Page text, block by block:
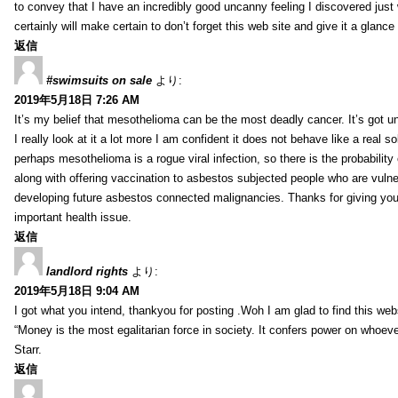
to convey that I have an incredibly good uncanny feeling I discovered
certainly will make certain to don’t forget this web site and give it a
返信
#swimsuits on sale より:
2019年5月18日 7:26 AM
It’s my belief that mesothelioma can be the most deadly cancer. It’s got
I really look at it a lot more I am confident it does not behave like a real
perhaps mesothelioma is a rogue viral infection, so there is the
along with offering vaccination to asbestos subjected people who are
developing future asbestos connected malignancies. Thanks for giving
important health issue.
返信
landlord rights より:
2019年5月18日 9:04 AM
I got what you intend, thankyou for posting .Woh I am glad to find this
“Money is the most egalitarian force in society. It confers power on
Starr.
返信